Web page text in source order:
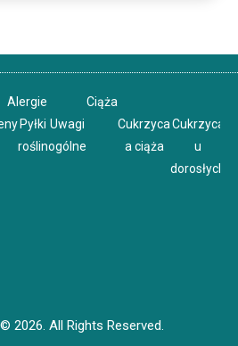
Alergie
Pyłki
roślin
Uwagi
ogólne
Ciąża
Cukrzyca
a ciąża
Cukrzyca
u
dorosłych
2026. All Rights Reserved.